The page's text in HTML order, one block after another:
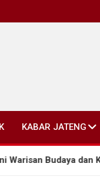
KABAR JATENG
Budaya dan Karakter